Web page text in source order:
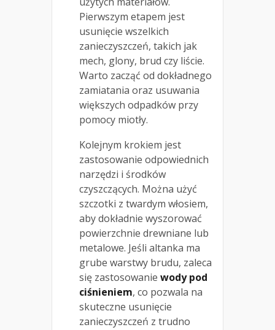
Pierwszym etapem jest
usunięcie wszelkich
zanieczyszczeń, takich jak
mech, glony, brud czy liście.
Warto zacząć od dokładnego
zamiatania oraz usuwania
większych odpadków przy
pomocy miotły.
Kolejnym krokiem jest
zastosowanie odpowiednich
narzędzi i środków
czyszczących. Można użyć
szczotki z twardym włosiem,
aby dokładnie wyszorować
powierzchnie drewniane lub
metalowe. Jeśli altanka ma
grube warstwy brudu, zaleca
się zastosowanie wody pod
ciśnieniem, co pozwala na
skuteczne usunięcie
zanieczyszczeń z trudno